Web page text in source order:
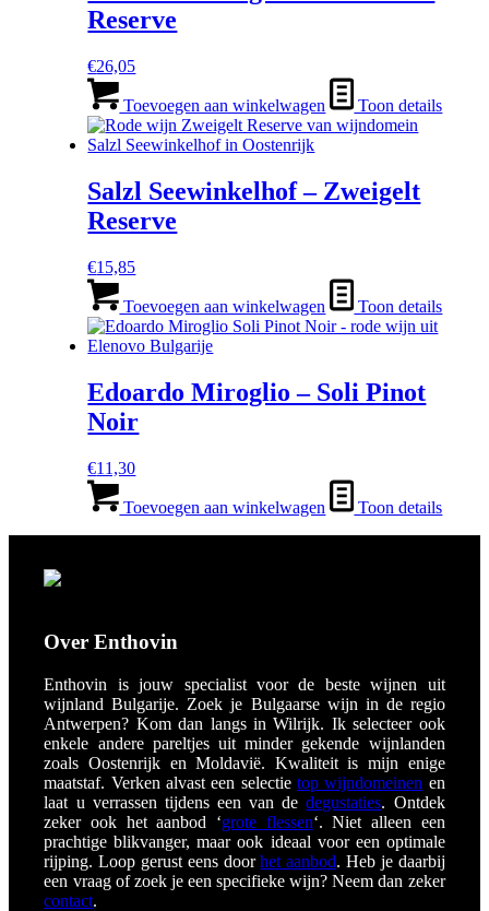
Reserve
€26,05
Toevoegen aan winkelwagen Toon details
Salzl Seewinkelhof – Zweigelt
Reserve
€15,85
Toevoegen aan winkelwagen Toon details
Edoardo Miroglio – Soli Pinot
Noir
€11,30
Toevoegen aan winkelwagen Toon details
Over Enthovin
Enthovin is jouw specialist voor de beste wijnen uit
wijnland Bulgarije. Zoek je Bulgaarse wijn in de regio
Antwerpen? Kom dan langs in Wilrijk. Ik selecteer ook
enkele andere pareltjes uit minder gekende wijnlanden
zoals Oostenrijk en Moldavië. Kwaliteit is mijn enige
maatstaf. Verken alvast een selectie top wijndomeinen en
laat u verrassen tijdens een van dedegustaties. Ontdek
zeker ook het aanbod ‘grote flessen‘. Niet alleen een
prachtige blikvanger, maar ook ideaal voor een optimale
rijping. Loop gerust eens doorhet aanbod. Heb je daarbij
een vraag of zoek je een specifieke wijn? Neem dan zeker
contact.